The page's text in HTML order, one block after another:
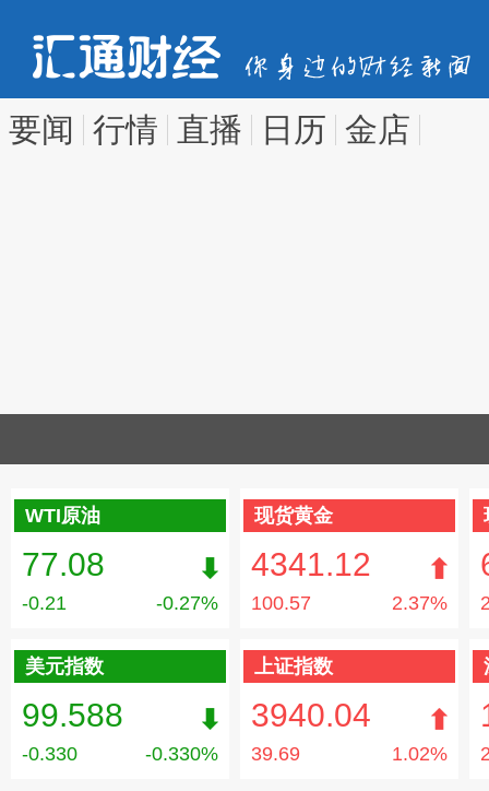
要闻 行情 直播 日历 金店
WTI原油
77.08
-0.21 -0.27%
现货黄金
4341.12
100.57 2.37%
美元指数
99.588
-0.330 -0.330%
上证指数
3940.04
39.69 1.02%